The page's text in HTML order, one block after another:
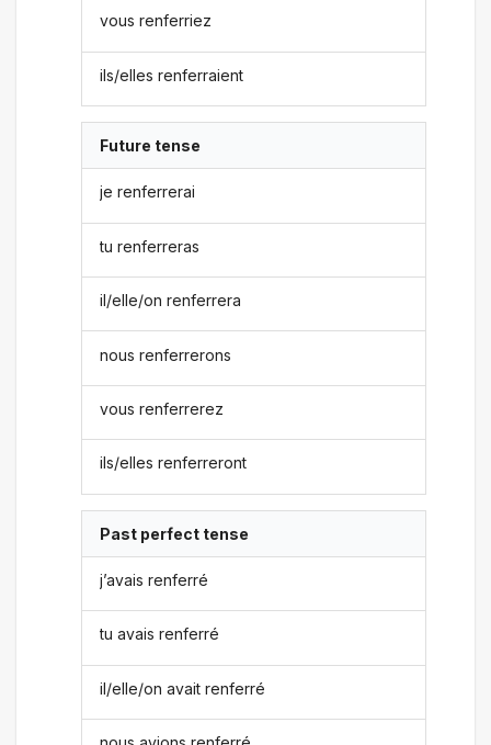
vous renferriez
ils/elles renferraient
Future tense
je renferrerai
tu renferreras
il/elle/on renferrera
nous renferrerons
vous renferrerez
ils/elles renferreront
Past perfect tense
j’avais renferré
tu avais renferré
il/elle/on avait renferré